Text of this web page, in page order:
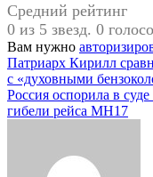
Средний рейтинг
0 из 5 звезд. 0
Вам нужно
Навигация
по
записям
Патриарх Кирилл
с «духовными
Россия оспорила в
гибели рейса МН17